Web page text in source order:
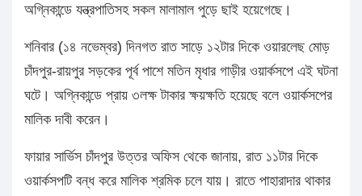
অগ্নিকান্ডে যন্ত্রপাতিসহ সকল মালামাল পুড়ে ছাই হয়েগেছে।
শনিবার (১৪ নভেম্বর) দিনগত রাত সাড়ে ১২টার দিকে ওয়ারলেছ মোড়
চাঁদপুর-রায়পুর সড়কের পূর্ব পাশে মতিন মৃধার গাড়ীর ওয়ার্কসপে এই ঘটনা
ঘটে। অগ্নিকান্ডে প্রায় ৩লক্ষ টাকার ক্ষয়ক্ষতি হয়েছে বলে ওয়ার্কসপের
মালিক দাবী করেন।
ফায়ার সার্ভিস চাঁদপুর উত্তর অফিস থেকে জানায়, রাত ১১টার দিকে
ওয়ার্কসপটি বন্ধ করে মালিক শ্রমিক চলে যায়। রাতে পাহারাদার থাকার